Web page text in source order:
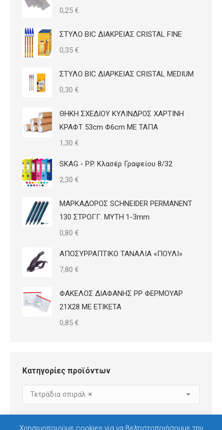
0,25 €
ΣΤΥΛΟ BIC ΔΙΑΚΡΕΙΑΣ CRISTAL FINE
0,35 €
ΣΤΥΛΟ BIC ΔΙΑΡΚΕΙΑΣ CRISTAL MEDIUM
0,30 €
ΘΗΚΗ ΣΧΕΔΙΟΥ ΚΥΛΙΝΔΡΟΣ ΧΑΡΤΙΝΗ
ΚΡΑΦΤ 53cm Φ6cm ΜΕ ΤΑΠΑ
1,30 €
SKAG - P.P. Κλασέρ Γραφείου 8/32
2,30 €
ΜΑΡΚΑΔΟΡΟΣ SCHNEIDER PERMANENT
130 ΣΤΡΟΓΓ. ΜΥΤΗ 1-3mm
0,80 €
ΑΠΟΣΥΡΡΑΠΤΙΚΟ ΤΑΝΑΛΙΑ «ΠΟΥΛΙ»
7,80 €
ΦΑΚΕΛΟΣ ΔΙΑΦΑΝΗΣ PP ΦΕΡΜΟΥΑΡ
21Χ28 ΜΕ ΕΤΙΚΕΤΑ
0,85 €
Κατηγορίες προϊόντων
×
Τετράδια σπιράλ
Χρησιμοποιούμε cookies για να βελτιστοποιήσουμε την